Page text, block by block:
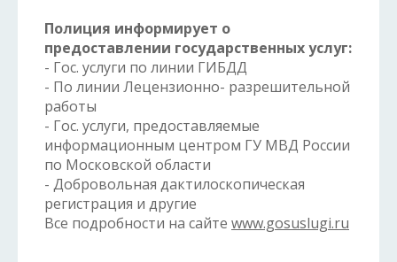
Полиция информирует о
предоставлении государственных услуг:
- Гос. услуги по линии ГИБДД
- По линии Лецензионно- разрешительной
работы
- Гос. услуги, предоставляемые
информационным центром ГУ МВД России
по Московской области
- Добровольная дактилоскопическая
регистрация и другие
Все подробности на сайте www.gosuslugi.ru